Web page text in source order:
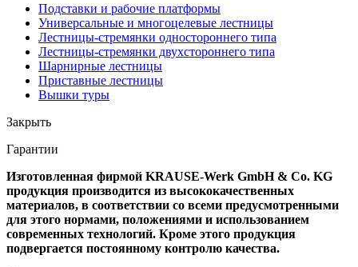
Подставки и рабочие платформы
Универсальные и многоцелевые лестницы
Лестницы-стремянки одностороннего типа
Лестницы-стремянки двухстороннего типа
Шарнирные лестницы
Приставные лестницы
Вышки туры
Закрыть
Гарантии
Изготовленная фирмой KRAUSE-Werk GmbH & Со. KG
продукция производится из высококачественных
материалов, в соответствии со всеми предусмотренными
для этого нормами, положениями и использованием
современных технологий. Кроме этого продукция
подвергается постоянному контролю качества.